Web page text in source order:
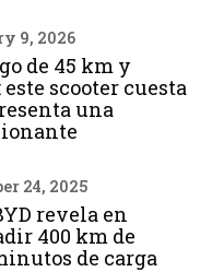
9, 2026
de 45 km y
scooter cuesta
una
24, 2025
revela en
400 km de
de carga